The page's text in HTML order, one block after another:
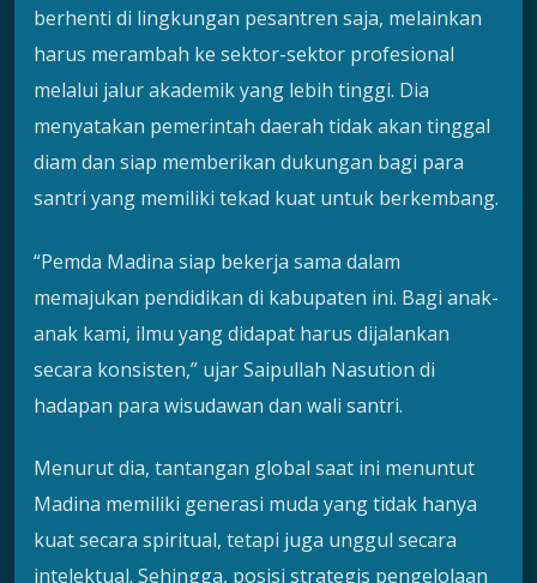
berhenti di lingkungan pesantren saja, melainkan
harus merambah ke sektor-sektor profesional
melalui jalur akademik yang lebih tinggi. Dia
menyatakan pemerintah daerah tidak akan tinggal
diam dan siap memberikan dukungan bagi para
santri yang memiliki tekad kuat untuk berkembang.
“Pemda Madina siap bekerja sama dalam
memajukan pendidikan di kabupaten ini. Bagi anak-
anak kami, ilmu yang didapat harus dijalankan
secara konsisten,” ujar Saipullah Nasution di
hadapan para wisudawan dan wali santri.
Menurut dia, tantangan global saat ini menuntut
Madina memiliki generasi muda yang tidak hanya
kuat secara spiritual, tetapi juga unggul secara
intelektual. Sehingga, posisi strategis pengelolaan